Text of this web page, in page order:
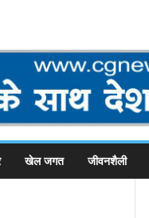
खेल जगत जीवनशैली